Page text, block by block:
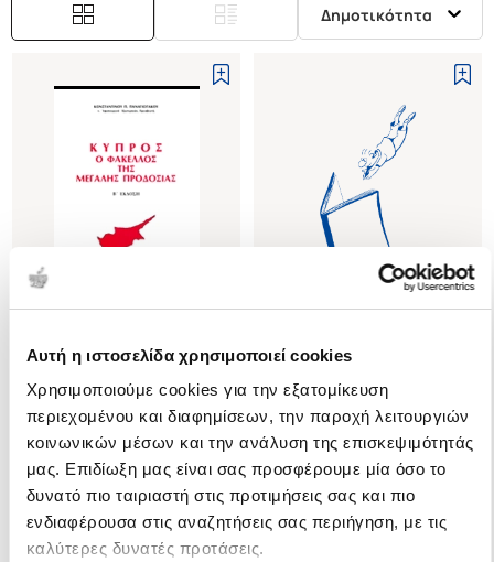
Αυτή η ιστοσελίδα χρησιμοποιεί cookies
Χρησιμοποιούμε cookies για την εξατομίκευση
περιεχομένου και διαφημίσεων, την παροχή λειτουργιών
κοινωνικών μέσων και την ανάλυση της επισκεψιμότητάς
μας. Επιδίωξη μας είναι σας προσφέρουμε μία όσο το
δυνατό πιο ταιριαστή στις προτιμήσεις σας και πιο
ενδιαφέρουσα στις αναζητήσεις σας περιήγηση, με τις
καλύτερες δυνατές προτάσεις.
Δημοτικότητα
(0)
ΚΥΠΡΟΣ
Ο ΦΑΚΕΛΛΟΣ ΤΗΣ ΜΕΓΑΛΗΣ
ΠΡΟΔΟΣΙΑΣ
ΠΑΝΑΓΙΩΤΑΚΟΣ
ΚΩΝΣΤΑΝΤΙΝΟΣ
Κωδ. Πολιτείας :4380-0189
21.20€
Τιμή Έκδοσης
16.96 €
Τιμή Πολιτείας
Εξαντλημένο
30 ΚΑΥΤΑ ΜΕΡΟΝΥΧΤΑ (15
ΙΟΥΛΙΟΥ - 15 ΑΥΓΟΥΣΤΟΥ 1974)
ΚΥΠΡΙΑΚΗ
ΠΑΝΑΓΙΩΤΑΚΟΣ
ΚΩΝΣΤΑΝΤΙΝΟΣ
Κωδ. Πολιτείας:4380-0271